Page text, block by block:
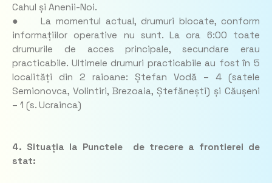
Cahul și Anenii-Noi.
● La momentul actual, drumuri blocate, conform
informațiilor operative nu sunt. La ora 6:00 toate
drumurile de acces principale, secundare erau
practicabile. Ultimele drumuri practicabile au fost în 5
localități din 2 raioane: Ștefan Vodă – 4 (satele
Semionovca, Volintiri, Brezoaia, Ștefănești) și Căușeni
– 1 (s. Ucrainca)
4. Situația la Punctele de trecere a frontierei de
stat: